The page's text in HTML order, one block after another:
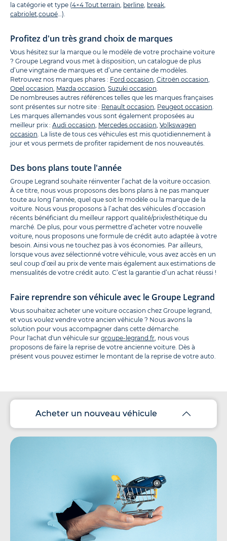
la catégorie et type (4×4 Tout terrain berline break
cabriolet coupé …).
Profitez d'un très grand choix de marques
Vous hésitez sur la marque ou le modèle de votre prochaine voiture
? Groupe Legrand vous met à disposition, un catalogue de plus
d’une vingtaine de marques et d’une centaine de modèles.
Retrouvez nos marques phares : Ford occasion Citroën occasion
Opel occasion Mazda occasion Suzuki occasion
De nombreuses autres références telles que les marques françaises
sont présentes sur notre site : Renault occasion Peugeot occasion
Les marques allemandes vous sont également proposées au
meilleur prix : Audi occasion Mercedes occasion Volkswagen
occasion . La liste de tous ces véhicules est mis quotidiennement à
jour et vous permets de profiter rapidement de nos nouveautés.
Des bons plans toute l'année
Groupe Legrand souhaite réinventer l’achat de la voiture occasion.
À ce titre, nous vous proposons des bons plans à ne pas manquer
toute au long l’année, quel que soit le modèle ou la marque de la
voiture. Nous vous proposons à l’achat des véhicules d’occasion
récents bénéficiant du meilleur rapport qualité/prix/esthétique du
marché. De plus, pour vous permettre d’acheter votre nouvelle
voiture, nous proposons une formule de crédit auto adaptée à votre
besoin. Ainsi vous ne touchez pas à vos économies. Par ailleurs,
lorsque vous avez sélectionné votre véhicule, vous avez accès en un
seul coup d’œil au prix de vente mais également aux estimations de
mensualités de votre crédit auto. C’est la garantie d’un achat réussi !
Faire reprendre son véhicule avec le Groupe Legrand
Vous souhaitez acheter une voiture occasion chez Groupe legrand,
et vous voulez vendre votre ancien véhicule ? Nous avons la
solution pour vous accompagner dans cette démarche.
Pour l'achat d'un véhicule sur groupe-legrand.fr , nous vous
proposons de faire la reprise de votre ancienne voiture. Dès à
présent vous pouvez estimer le montant de la reprise de votre auto.
Acheter un nouveau véhicule